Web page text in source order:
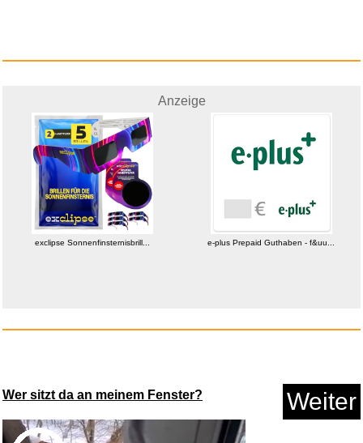
Anzeige
Anzeige
exclipse Sonnenfinsternisbrill... e-plus Prepaid Guthaben - f&uu...
Wer sitzt da an meinem Fenster? Weiter